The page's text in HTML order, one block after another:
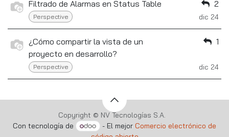
Filtrado de Alarmas en Status Table
Perspective
2
dic 24
¿Cómo compartir la vista de un
proyecto en desarrollo?
Perspective
1
dic 24
Copyright © NV Tecnologías S.A.
Con tecnología de
- El mejor Comercio electrónico de